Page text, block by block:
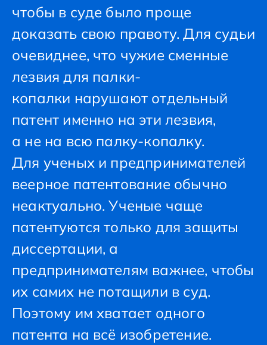
чтобы в суде было проще
доказать свою правоту. Для судьи
очевиднее, что чужие сменные
лезвия для палки-
копалки нарушают отдельный
патент именно на эти лезвия,
а не на всю палку-копалку.
Для ученых и предпринимателей
веерное патентование обычно
неактуально. Ученые чаще
патентуются только для защиты
диссертации, а
предпринимателям важнее, чтобы
их самих не потащили в суд.
Поэтому им хватает одного
патента на всё изобретение.